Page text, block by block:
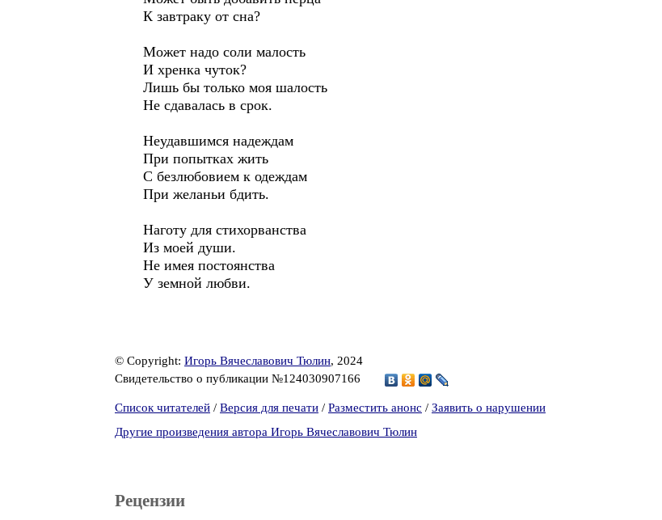
К завтраку от сна?
Может надо соли малость
И хренка чуток?
Лишь бы только моя шалость
Не сдавалась в срок.
Неудавшимся надеждам
При попытках жить
С безлюбовием к одеждам
При желаньи бдить.
Наготу для стихорванства
Из моей души.
Не имея постоянства
У земной любви.
© Copyright: Игорь Вячеславович Тюлин, 2024
Свидетельство о публикации №124030907166
Список читателей / Версия для печати / Разместить анонс / Заявить о нарушении
Другие произведения автора Игорь Вячеславович Тюлин
Рецензии